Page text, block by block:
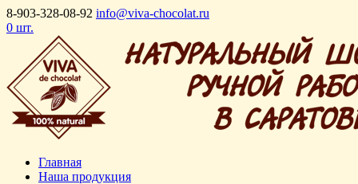
8-903-328-08-92 info@viva-chocolat.ru
0 шт.
Главная
Наша продукция